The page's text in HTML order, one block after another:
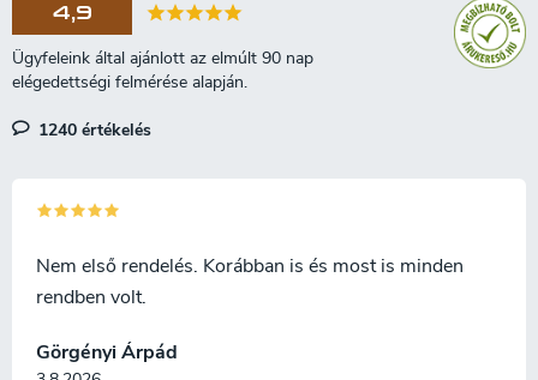
4,9
1240 értékelés
Görgényi Árpád
Nem első rendelés. Korábban is és most is minden
rendben volt.